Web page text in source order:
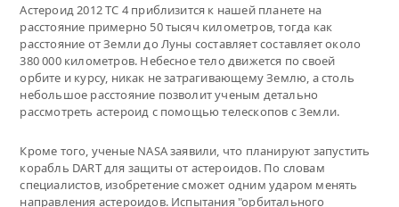
Астероид 2012 ТС 4 приблизится к нашей планете на
расстояние примерно 50 тысяч километров, тогда как
расстояние от Земли до Луны составляет составляет около
380 000 километров. Небесное тело движется по своей
орбите и курсу, никак не затрагивающему Землю, а столь
небольшое расстояние позволит ученым детально
рассмотреть астероид с помощью телескопов с Земли.
Кроме того, ученые NASA заявили, что планируют запустить
корабль DART для защиты от астероидов. По словам
специалистов, изобретение сможет одним ударом менять
направления астероидов. Испытания "орбитального